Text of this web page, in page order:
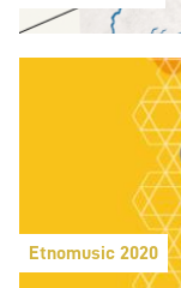
Etnomusic 2020